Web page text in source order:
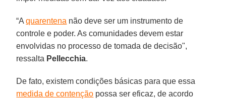
“Aquarentena não deve ser um instrumento de
controle e poder. As comunidades devem estar
envolvidas no processo de tomada de decisão",
ressalta Pellecchia.
De fato, existem condições básicas para que essa
medida de contenção possa ser eficaz, de acordo